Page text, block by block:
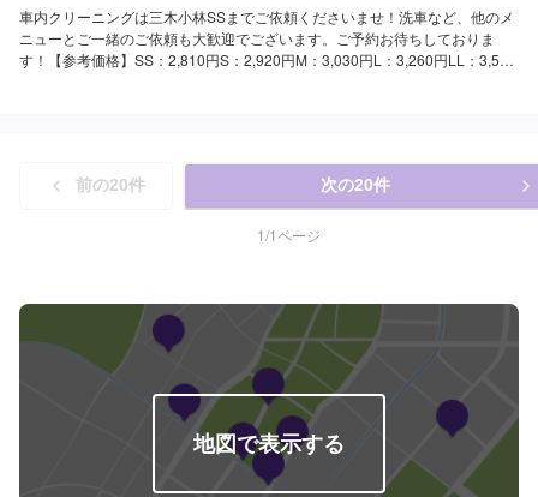
車内クリーニングは三木小林SSまでご依頼くださいませ！洗車など、他のメ
ニューとご一緒のご依頼も大歓迎でございます。ご予約お待ちしておりま
す！【参考価格】SS：2,810円S：2,920円M：3,030円L：3,260円LL：3,590
前の20件 次の20件
1/1ページ
地図で表示する